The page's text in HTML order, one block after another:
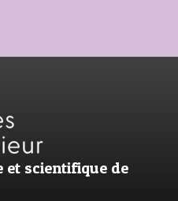
et scientifique de